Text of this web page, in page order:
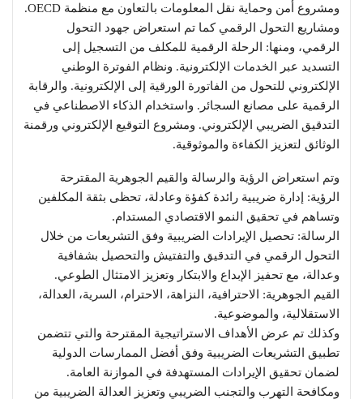
ومشروع أمن وحماية نقل المعلومات بالتعاون مع منظمة OECD.
ومشاريع التحول الرقمي كما تم استعراض جهود التحول
الرقمي، ومنها: الرحلة الرقمية للمكلف من التسجيل إلى
التسديد عبر الخدمات الإلكترونية. ونظام الفوترة الوطني
الإلكتروني للتحول من الفاتورة الورقية إلى الإلكترونية. والرقابة
الرقمية على مصانع السجائر. واستخدام الذكاء الاصطناعي في
التدقيق الضريبي الإلكتروني. ومشروع التوقيع الإلكتروني ورقمنة
الوثائق لتعزيز الكفاءة والموثوقية.
وتم استعراض الرؤية والرسالة والقيم الجوهرية المقترحة
الرؤية: إدارة ضريبية رائدة كفؤة وعادلة، تحظى بثقة المكلفين
وتساهم في تحقيق النمو الاقتصادي المستدام.
الرسالة: تحصيل الإيرادات الضريبية وفق التشريعات من خلال
التحول الرقمي في التدقيق والتفتيش والتحصيل بشفافية
وعدالة، مع تحفيز الإبداع والابتكار وتعزيز الامتثال الطوعي.
القيم الجوهرية: الاحترافية، النزاهة، الاحترام، السرية، العدالة،
الاستقلالية، والموضوعية.
وكذلك تم عرض الأهداف الاستراتيجية المقترحة والتي تتضمن
تطبيق التشريعات الضريبية وفق أفضل الممارسات الدولية
لضمان تحقيق الإيرادات المستهدفة في الموازنة العامة.
ومكافحة التهرب والتجنب الضريبي وتعزيز العدالة الضريبية من